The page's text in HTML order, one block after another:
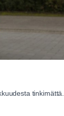
tinkimättä.